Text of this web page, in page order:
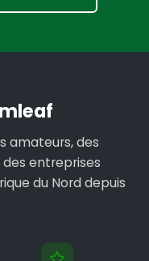
amateurs, des
entreprises
du Nord depuis